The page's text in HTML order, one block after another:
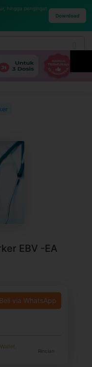
hingga pengingat
Download
EBV -EA
Beli via WhatsApp
Rincian